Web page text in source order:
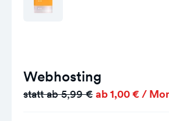
Webhosting
statt ab 5,99 € ab 1,00 € /